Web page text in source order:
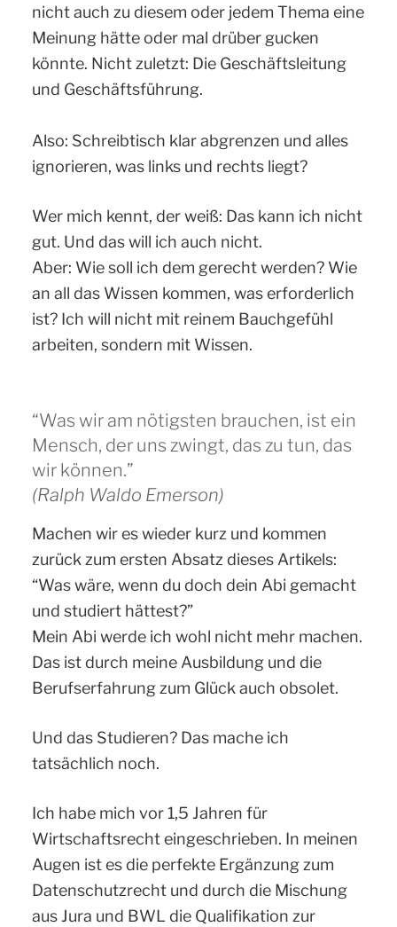
nicht auch zu diesem oder jedem Thema eine
Meinung hätte oder mal drüber gucken
könnte. Nicht zuletzt: Die Geschäftsleitung
und Geschäftsführung.
Also: Schreibtisch klar abgrenzen und alles
ignorieren, was links und rechts liegt?
Wer mich kennt, der weiß: Das kann ich nicht
gut. Und das will ich auch nicht.
Aber: Wie soll ich dem gerecht werden? Wie
an all das Wissen kommen, was erforderlich
ist? Ich will nicht mit reinem Bauchgefühl
arbeiten, sondern mit Wissen.
“Was wir am nötigsten brauchen, ist ein
Mensch, der uns zwingt, das zu tun, das
wir können.”
(Ralph Waldo Emerson)
Machen wir es wieder kurz und kommen
zurück zum ersten Absatz dieses Artikels:
“Was wäre, wenn du doch dein Abi gemacht
und studiert hättest?”
Mein Abi werde ich wohl nicht mehr machen.
Das ist durch meine Ausbildung und die
Berufserfahrung zum Glück auch obsolet.
Und das Studieren? Das mache ich
tatsächlich noch.
Ich habe mich vor 1,5 Jahren für
Wirtschaftsrecht eingeschrieben. In meinen
Augen ist es die perfekte Ergänzung zum
Datenschutzrecht und durch die Mischung
aus Jura und BWL die Qualifikation zur